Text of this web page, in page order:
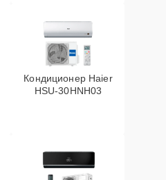
Кондиционер Haier
HSU-30HNH03